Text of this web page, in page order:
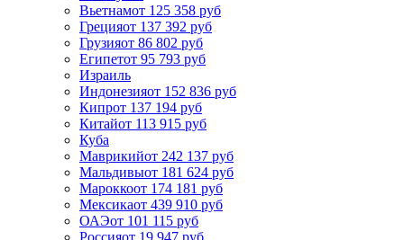
Вьетнамот 125 358 руб
Грецияот 137 392 руб
Грузияот 86 802 руб
Египетот 95 793 руб
Израиль
Индонезияот 152 836 руб
Кипрот 137 194 руб
Китайот 113 915 руб
Куба
Маврикийот 242 137 руб
Мальдивыот 181 624 руб
Мароккоот 174 181 руб
Мексикаот 439 910 руб
ОАЭот 101 115 руб
Россияот 19 947 руб